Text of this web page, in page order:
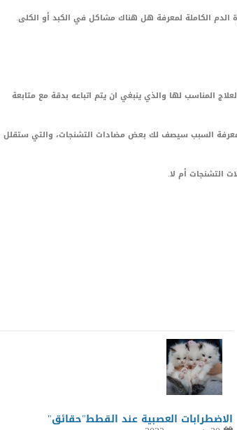
الدم الكاملة لمعرفة هل هناك مشاكل في الكبد أو الكلى.
المناسب لها والذي ينبغي ان يتم اتباعه بدقة مع متابعة
السبب سيصف لك بعض مضادات التشنجات، والتي ستقلل
التشنجات أم لا.
الاضطرابات العصبية عند القطط"حقائق"